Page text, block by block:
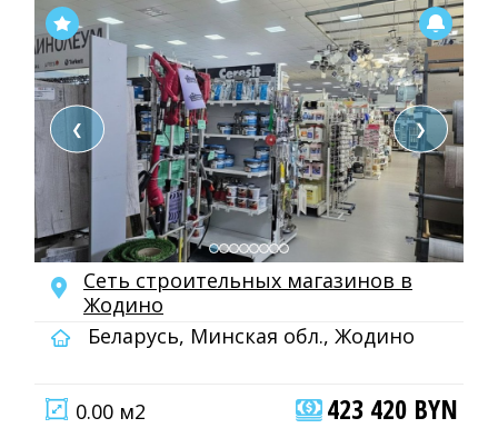
❮ ❯
Сеть строительных магазинов в
Жодино
Беларусь, Минская обл., Жодино
0.00 м2 423 420 BYN